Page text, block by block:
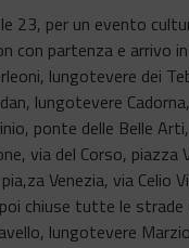
23, per un evento
con partenza e arrivo
lungotevere dei
lungotevere
ponte delle Belle
via del Corso,
Venezia, via Celio
chiuse tutte le
lungotevere